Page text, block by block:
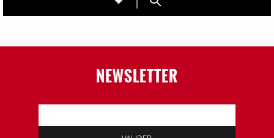
NEWSLETTER